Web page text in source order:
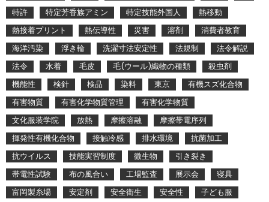
特許
特定芳香族アミン 特定技能外国人
熱移動
熱接着プリント
熱伝導性 災害 溶剤
消費者教育
海洋汚染
浮き輪 洗濯寸法安定性 法規制
法令解説
法令
水着 毛皮 毛(ウール)織物の種類
殺虫剤
機能性
検針 検品 染料 東京
有機スズ化合物
有害物質
有害化学物質管理
有害化学物質
文化服装学院
放熱 摩擦溶融
摩擦帯電序列
揮発性有機化合物
接触冷感 排水環境
抗菌加工
抗ウイルス
技能実習制度 微生物
引き裂き
帯電性試験
布の風合い 工場監査 展示会
寝具
富岡製糸場
安定剤 安全衛生 安全性
子ども服